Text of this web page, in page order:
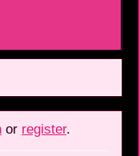
or register.